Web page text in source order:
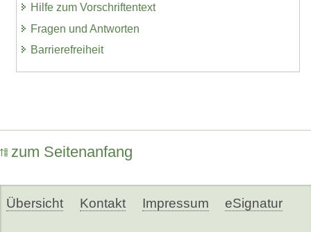
Hilfe zum Vorschriftentext
Fragen und Antworten
Barrierefreiheit
zum Seitenanfang
Übersicht Kontakt Impressum eSignatur